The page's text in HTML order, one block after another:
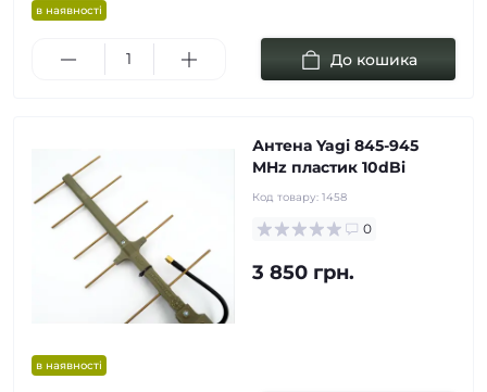
в наявності
До кошика
в наявності
Антена Yagi 845-945
MHz пластик 10dBi
Код товару: 1458
0
3 850 грн.